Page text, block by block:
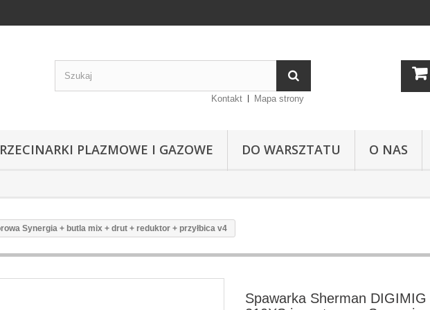
Kontakt Mapa strony
PLAZMOWE I GAZOWE DO WARSZTATU O NAS
Synergia + butla mix + drut + reduktor + przyłbica v4
Spawarka Sherman DIGIMIG